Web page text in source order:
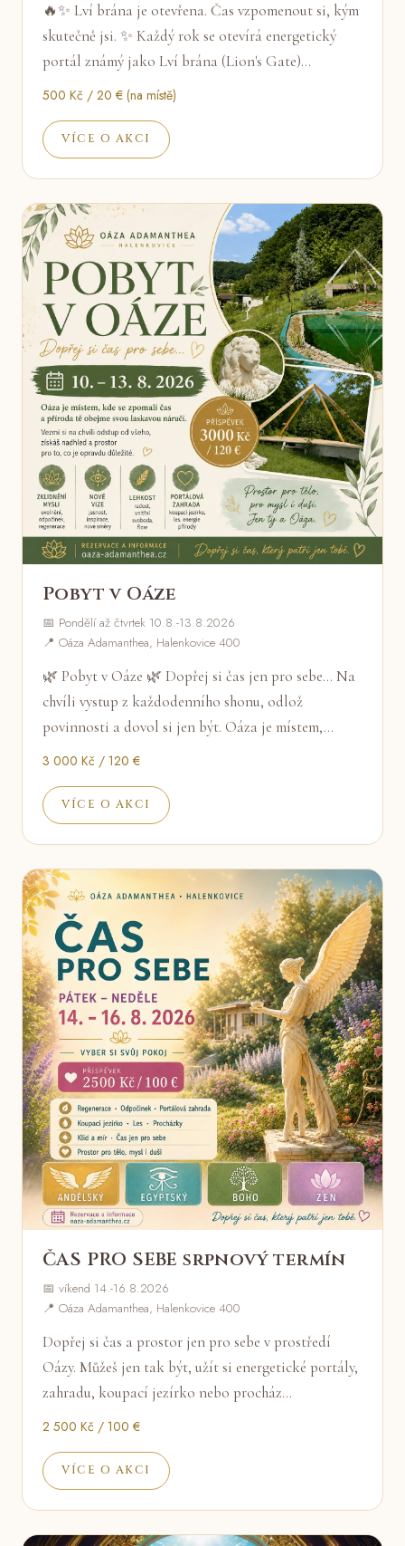
🔥✨ Lví brána je otevřena. Čas vzpomenout si, kým
skutečně jsi. ✨ Každý rok se otevírá energetický
portál známý jako Lví brána (Lion's Gate)…
500 Kč / 20 € (na místě)
VÍCE O AKCI
Pobyt v Oáze
📅 Pondělí až čtvrtek 10.8.-13.8.2026
📍 Oáza Adamanthea, Halenkovice 400
🌿 Pobyt v Oáze 🌿 Dopřej si čas jen pro sebe... Na
chvíli vystup z každodenního shonu, odlož
povinnosti a dovol si jen být. Oáza je místem,…
3 000 Kč / 120 €
VÍCE O AKCI
ČAS PRO SEBE srpnový termín
📅 víkend 14.-16.8.2026
📍 Oáza Adamanthea, Halenkovice 400
Dopřej si čas a prostor jen pro sebe v prostředí
Oázy. Můžeš jen tak být, užít si energetické portály,
zahradu, koupací jezírko nebo procház…
2 500 Kč / 100 €
VÍCE O AKCI